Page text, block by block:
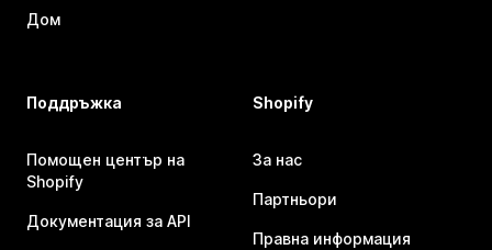
Дом
Поддръжка
Помощен център на
Shopify
Документация за API
Shopify
За нас
Партньори
Правна информация